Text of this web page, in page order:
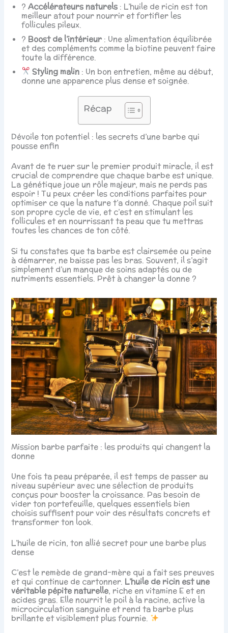
?Accélérateurs naturels : L’huile de ricin est ton
meilleur atout pour nourrir et fortifier les
follicules pileux.
? Boost de l’intérieur : Une alimentation équilibrée
et des compléments comme la biotine peuvent faire
toute la différence.
Styling malin : Un bon entretien, même au début,
donne une apparence plus dense et soignée.
Récap
Dévoile ton potentiel : les secrets d’une barbe qui
pousse enfin
Avant de te ruer sur le premier produit miracle, il est
crucial de comprendre que chaque barbe est unique.
La génétique joue un rôle majeur, mais ne perds pas
espoir ! Tu peux créer les conditions parfaites pour
optimiser ce que la nature t’a donné. Chaque poil suit
son propre cycle de vie, et c’est en stimulant les
follicules et en nourrissant ta peau que tu mettras
toutes les chances de ton côté.
Si tu constates que ta barbe est clairsemée ou peine
à démarrer, ne baisse pas les bras. Souvent, il s’agit
simplement d’un manque de soins adaptés ou de
nutriments essentiels. Prêt à changer la donne ?
Mission barbe parfaite : les produits qui changent la
donne
Une fois ta peau préparée, il est temps de passer au
niveau supérieur avec une sélection de produits
conçus pour booster la croissance. Pas besoin de
vider ton portefeuille, quelques essentiels bien
choisis suffisent pour voir des résultats concrets et
transformer ton look.
L’huile de ricin, ton allié secret pour une barbe plus
dense
C’est le remède de grand-mère qui a fait ses preuves
et qui continue de cartonner. L’huile de ricin est une
véritable pépite naturelle, riche en vitamine E et en
acides gras. Elle nourrit le poil à la racine, active la
microcirculation sanguine et rend ta barbe plus
brillante et visiblement plus fournie.